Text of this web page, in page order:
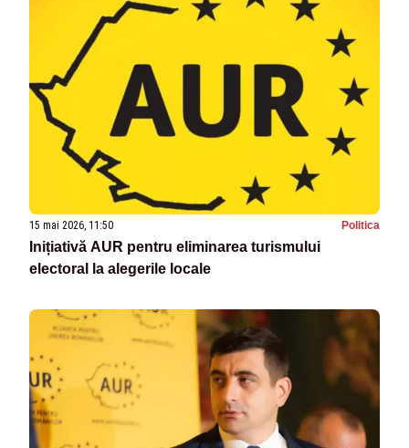
15 mai 2026, 11:50 Politica
Inițiativă AUR pentru eliminarea turismului
electoral la alegerile locale